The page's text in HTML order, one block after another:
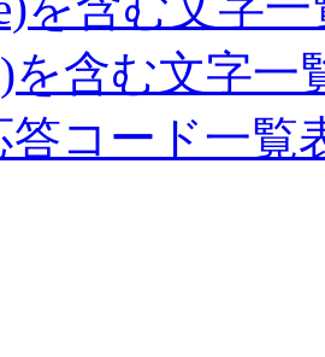
を含む文字一
答コード一覧